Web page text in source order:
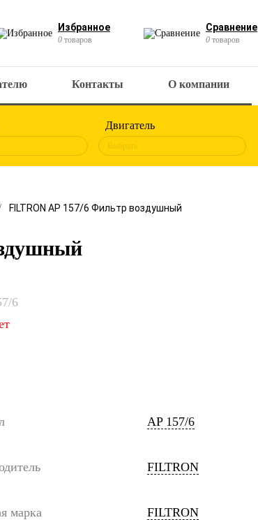
Избранное
0 товаров
Сравнение
0 товаров
Контакты О компании
Двигатель
Выбрать
FILTRON AP 157/6 Фильтр воздушный
6
AP 157/6
FILTRON
марка FILTRON